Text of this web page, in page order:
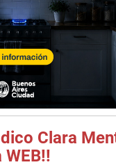
Clara
WEB!!